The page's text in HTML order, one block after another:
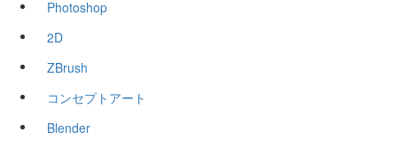
Photoshop
2D
ZBrush
コンセプトアート
Blender